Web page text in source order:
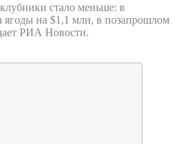
стало меньше: в
ягоды на $1,1 млн, в позапрошлом
РИА Новости.